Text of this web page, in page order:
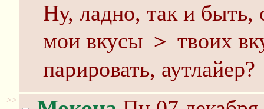
Ну, ладно, так и
мои вкусы ＞ твоих
парировать, аутлайер?
>>